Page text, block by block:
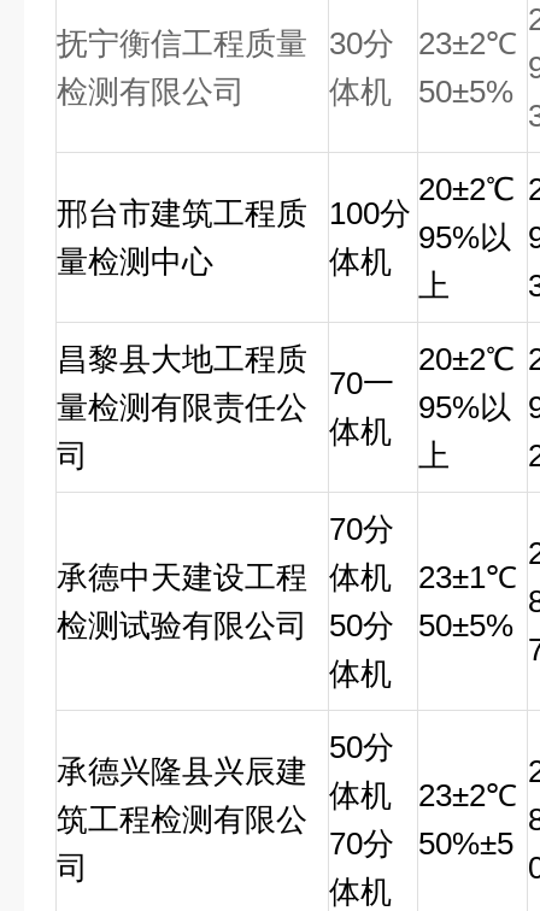
抚宁衡信工程质量
检测有限公司
30分
体机
23±2℃
50±5%
邢台市建筑工程质
量检测中心
100分
体机
20±2℃
95%以
上
昌黎县大地工程质
量检测有限责任公
司
70一
体机
20±2℃
95%以
上
承德中天建设工程
检测试验有限公司
70分
体机
50分
体机
23±1℃
50±5%
承德兴隆县兴辰建
筑工程检测有限公
司
50分
体机
70分
体机
23±2℃
50%±5